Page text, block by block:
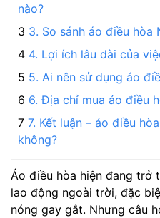
nào?
3. So sánh áo điều hòa
4. Lợi ích lâu dài của
5. Ai nên sử dụng áo
6. Địa chỉ mua áo điều
7. Kết luận – áo điều
không?
Áo điều hòa hiện đang trở
lao động ngoài trời, đặc
nóng gay gắt. Nhưng câu